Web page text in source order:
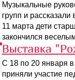
Музыкальные
групп и
11 марта дети
закончился
Выставка
С 18 по 20 января в
приняли участие